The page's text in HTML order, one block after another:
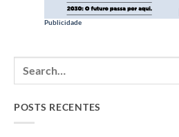
Publicidade
POSTS RECENTES